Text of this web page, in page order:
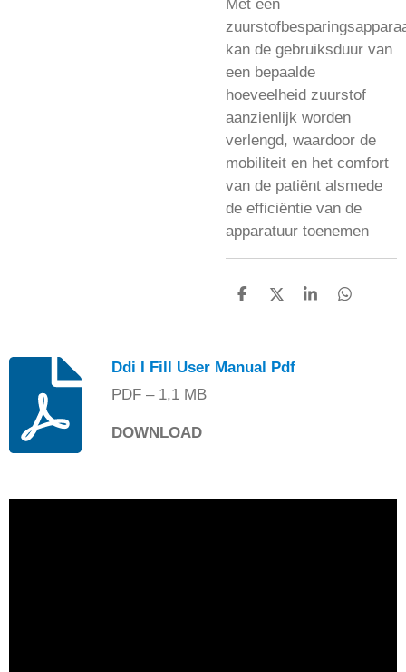
Met een
kan de gebruiksduur van
een bepaalde
hoeveelheid zuurstof
aanzienlijk worden
verlengd, waardoor de
mobiliteit en het comfort
van de patiënt alsmede
de efficiëntie van de
apparatuur toenemen
D
N
D
S
D
Ddi I Fill User Manual Pdf
PDF – 1,1 MB
DOWNLOAD